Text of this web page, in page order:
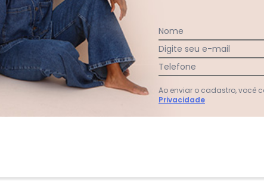
Nome
Digite seu e-mail
Telefone
Ao enviar o cadastro, você
Privacidade